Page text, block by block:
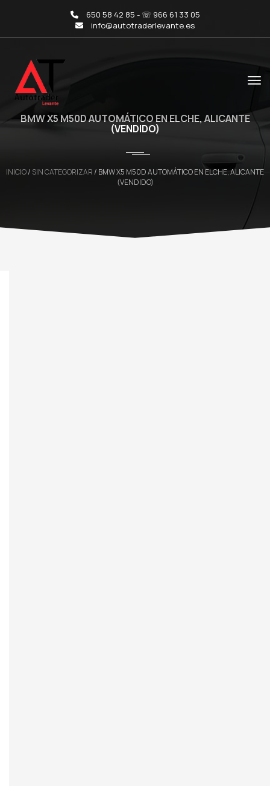
650 58 42 85 - ☏ 966 61 33 05
info@autotraderlevante.es
BMW X5 M50D AUTOMÁTICO EN ELCHE, ALICANTE
(VENDIDO)
INICIO/ SIN CATEGORIZAR/ BMW X5 M50D AUTOMÁTICO EN ELCHE, ALICANTE
(VENDIDO)